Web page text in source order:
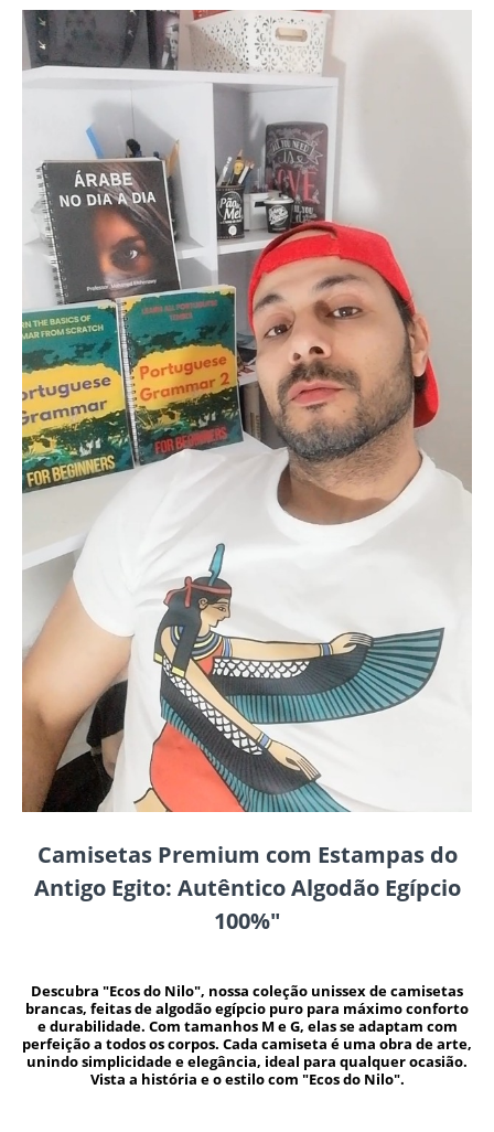
Camisetas Premium com Estampas do
Antigo Egito: Autêntico Algodão Egípcio
100%"
Descubra "Ecos do Nilo", nossa coleção unissex de camisetas
brancas, feitas de algodão egípcio puro para máximo conforto
e durabilidade. Com tamanhos M e G, elas se adaptam com
perfeição a todos os corpos. Cada camiseta é uma obra de arte,
unindo simplicidade e elegância, ideal para qualquer ocasião.
Vista a história e o estilo com "Ecos do Nilo".